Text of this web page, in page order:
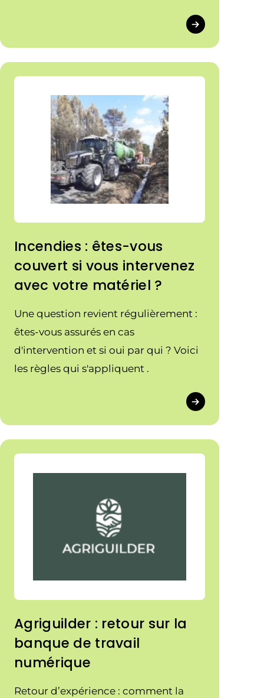
Incendies : êtes-vous
couvert si vous intervenez
avec votre matériel ?
Une question revient régulièrement :
êtes-vous assurés en cas
d'intervention et si oui par qui ? Voici
les règles qui s'appliquent .
Agriguilder : retour sur la
banque de travail
numérique
Retour d’expérience : comment la